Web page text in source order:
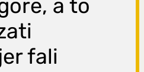
a to
fali